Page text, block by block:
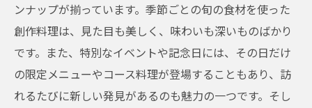
ンナップが揃っています。季節ごとの旬の食材を使った
創作料理は、見た目も美しく、味わいも深いものばかり
です。また、特別なイベントや記念日には、その日だけ
の限定メニューやコース料理が登場することもあり、訪
れるたびに新しい発見があるのも魅力の一つです。そし